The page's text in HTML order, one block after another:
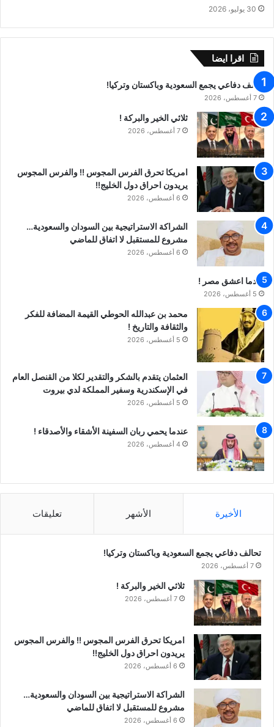
30 يوليو، 2026
اقرا ايضا
تحالف دفاعي يجمع السعودية وباكستان وتركيا!
7 أغسطس، 2026
ثلاثي الخير والبركة !
7 أغسطس، 2026
امريكا تحرق الفرس المجوس !! والفرس المجوس
يريدون احراق دول الخليج!!
6 أغسطس، 2026
الشراكة الاستراتيجية بين السودان والسعودية…
مشروع للمستقبل لا اتفاق للماضي
6 أغسطس، 2026
عندما اعشق مصر !
5 أغسطس، 2026
محمد بن عبدالله الحوطي القيمة المضافة للفكر
والثقافة والتاريخ !
5 أغسطس، 2026
العثمان يتقدم بالشكر والتقدير لكلا من القنصل العام
في الإسكندرية وسفير المملكة لدي بيروت
5 أغسطس، 2026
عندما يحمي ربان السفينة الأشقاء والأصدقاء !
4 أغسطس، 2026
الأخيرة الأشهر تعليقات
تحالف دفاعي يجمع السعودية وباكستان وتركيا!
7 أغسطس، 2026
ثلاثي الخير والبركة !
7 أغسطس، 2026
امريكا تحرق الفرس المجوس !! والفرس المجوس
يريدون احراق دول الخليج!!
6 أغسطس، 2026
الشراكة الاستراتيجية بين السودان والسعودية…
مشروع للمستقبل لا اتفاق للماضي
6 أغسطس، 2026